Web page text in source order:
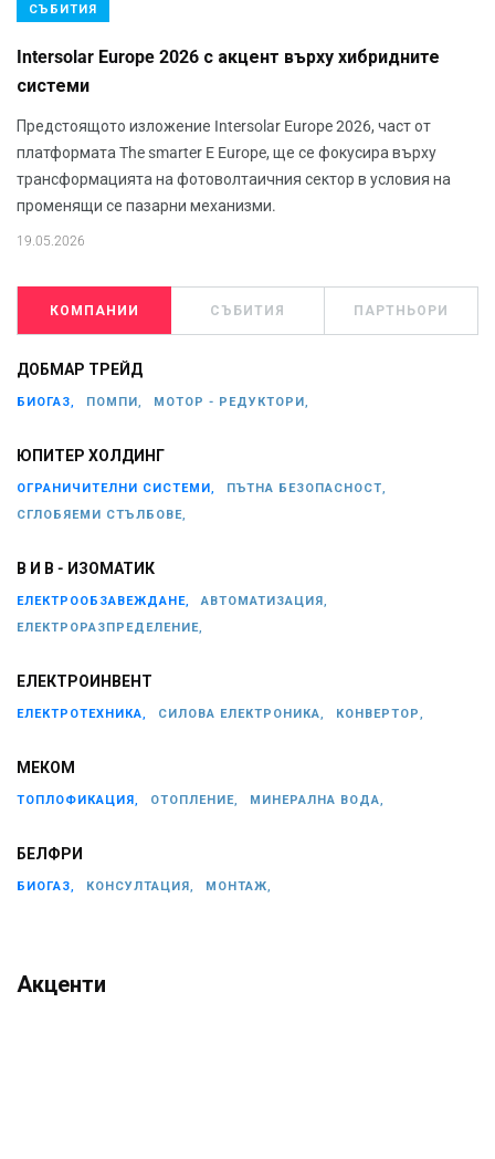
СЪБИТИЯ
Intersolar Europe 2026 с акцент върху хибридните
системи
Предстоящото изложение Intersolar Europe 2026, част от
платформата The smarter E Europe, ще се фокусира върху
трансформацията на фотоволтаичния сектор в условия на
променящи се пазарни механизми.
19.05.2026
КОМПАНИИ СЪБИТИЯ ПАРТНЬОРИ
ДОБМАР ТРЕЙД
БИОГАЗ, ПОМПИ, МОТОР - РЕДУКТОРИ,
ЮПИТЕР ХОЛДИНГ
ОГРАНИЧИТЕЛНИ СИСТЕМИ,
ПЪТНА БЕЗОПАСНОСТ,
СГЛОБЯЕМИ СТЪЛБОВЕ,
В И В - ИЗОМАТИК
ЕЛЕКТРООБЗАВЕЖДАНЕ,
АВТОМАТИЗАЦИЯ,
ЕЛЕКТРОРАЗПРЕДЕЛЕНИЕ,
ЕЛЕКТРОИНВЕНТ
ЕЛЕКТРОТЕХНИКА, СИЛОВА ЕЛЕКТРОНИКА, КОНВЕРТОР,
МЕКОМ
ТОПЛОФИКАЦИЯ, ОТОПЛЕНИЕ, МИНЕРАЛНА ВОДА,
БЕЛФРИ
БИОГАЗ, КОНСУЛТАЦИЯ, МОНТАЖ,
Акценти